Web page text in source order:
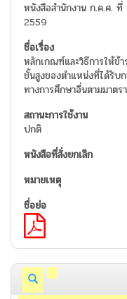
หนังสือสำนักงาน ก.ค.ศ.
2559
หลักเกณฑ์และวิธีการให้ข้า
ขั้นสูงของตำแหน่งที่ได้รับ
ทางการศึกษาอื่นตามมาต
ปกติ